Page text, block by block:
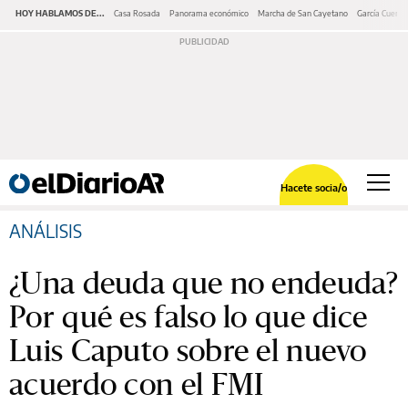
HOY HABLAMOS DE... Casa Rosada Panorama económico Marcha de San Cayetano García Cuerva
Hacete socia/o
ANÁLISIS
¿Una deuda que no endeuda?
Por qué es falso lo que dice
Luis Caputo sobre el nuevo
acuerdo con el FMI